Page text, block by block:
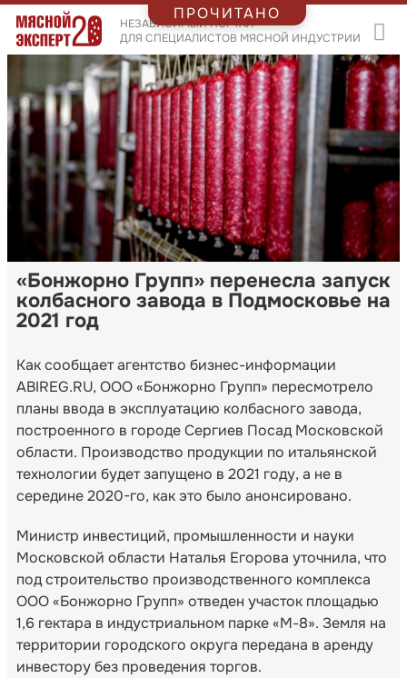
НЕЗАВИСИМЫЙ ПОРТАЛ
ДЛЯ СПЕЦИАЛИСТОВ МЯСНОЙ ИНДУСТРИИ
«Бонжорно Групп» перенесла запуск
колбасного завода в Подмосковье на
2021 год
Как сообщает агентство бизнес-информации
ABIREG.RU, ООО «Бонжорно Групп» пересмотрело
планы ввода в эксплуатацию колбасного завода,
построенного в городе Сергиев Посад Московской
области. Производство продукции по итальянской
технологии будет запущено в 2021 году, а не в
середине 2020-го, как это было анонсировано.
Министр инвестиций, промышленности и науки
Московской области Наталья Егорова уточнила, что
под строительство производственного комплекса
ООО «Бонжорно Групп» отведен участок площадью
1,6 гектара в индустриальном парке «М-8». Земля на
территории городского округа передана в аренду
инвестору без проведения торгов.
ПРОЧИТАНО